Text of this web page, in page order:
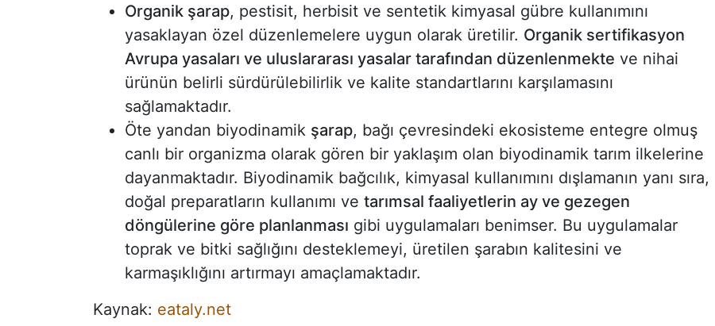
Organik şarap, pestisit, herbisit ve sentetik kimyasal gübre kullanımını
yasaklayan özel düzenlemelere uygun olarak üretilir. Organik sertifikasyon
Avrupa yasaları ve uluslararası yasalar tarafından düzenlenmekte ve nihai
ürünün belirli sürdürülebilirlik ve kalite standartlarını karşılamasını
sağlamaktadır.
Öte yandan biyodinamik şarap, bağı çevresindeki ekosisteme entegre olmuş
canlı bir organizma olarak gören bir yaklaşım olan biyodinamik tarım ilkelerine
dayanmaktadır. Biyodinamik bağcılık, kimyasal kullanımını dışlamanın yanı sıra,
doğal preparatların kullanımı ve tarımsal faaliyetlerin ay ve gezegen
döngülerine göre planlanması gibi uygulamaları benimser. Bu uygulamalar
toprak ve bitki sağlığını desteklemeyi, üretilen şarabın kalitesini ve
karmaşıklığını artırmayı amaçlamaktadır.
Kaynak: eataly.net